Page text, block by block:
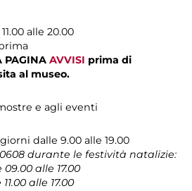
alle 20.00
PAGINA AVVISI prima di
al museo.
e agli eventi
dalle 9.00 alle 19.00
durante le festività natalizie:
alle 17.00
alle 17.00